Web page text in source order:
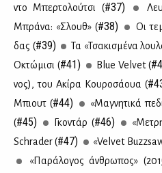
ντο Μπερ­το­λού­τσι (#37)
Μπρά­να: «Σλουθ» (#38)
Οι
δας (#39) Τα «Τσα­κι­σμέ­να
Οκτώ­μι­σι (#41) Blue Velvet (
νος), του Aκί­ρα Κου­ρο­σά­ουα (
Μπιουτ (#44)
«Μα­γνη­τι­κά
(#45) Γκο­ντάρ (#46)
Schrader (#47) «Velvet
«Πα­ρά­λο­γος άν­θρω­πος»